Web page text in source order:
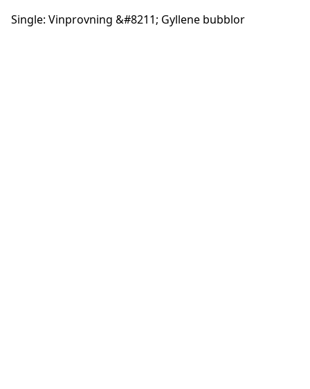
Single: Vinprovning &#8211; Gyllene bubblor